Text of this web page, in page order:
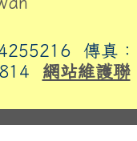
傳真：
網站維護聯